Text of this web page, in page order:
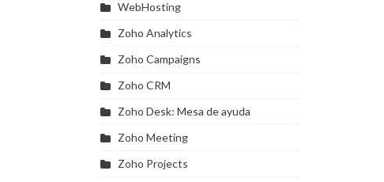
WebHosting
Zoho Analytics
Zoho Campaigns
Zoho CRM
Zoho Desk: Mesa de ayuda
Zoho Meeting
Zoho Projects